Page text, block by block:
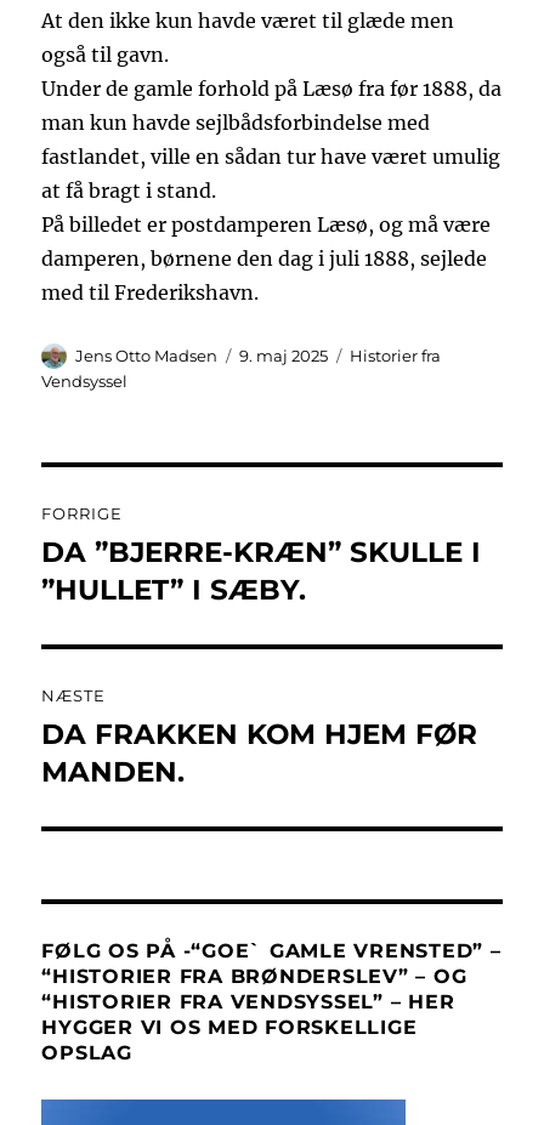
At den ikke kun havde været til glæde men
også til gavn.
Under de gamle forhold på Læsø fra før 1888, da
man kun havde sejlbådsforbindelse med
fastlandet, ville en sådan tur have været umulig
at få bragt i stand.
På billedet er postdamperen Læsø, og må være
damperen, børnene den dag i juli 1888, sejlede
med til Frederikshavn.
Forfatter
Jens Otto Madsen Udgivet
9. maj 2025 Kategorier
Historier fra
Vendsyssel
FORRIGE
Forrige
indlæg:
DA ”BJERRE-KRÆN” SKULLE I
”HULLET” I SÆBY.
NÆSTE
Næste
indlæg:
DA FRAKKEN KOM HJEM FØR
MANDEN.
FØLG OS PÅ -“GOE` GAMLE VRENSTED” –
“HISTORIER FRA BRØNDERSLEV” – OG
“HISTORIER FRA VENDSYSSEL” – HER
HYGGER VI OS MED FORSKELLIGE
OPSLAG